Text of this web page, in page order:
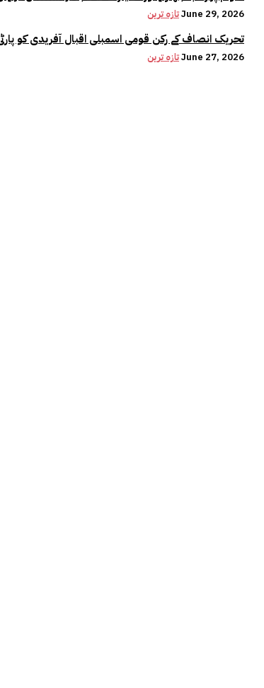
تازہ ترینJune 29, 2026
تحریک انصاف کے رکن قومی اسمبلی اقبال آفریدی کو
تازہ ترینJune 27, 2026